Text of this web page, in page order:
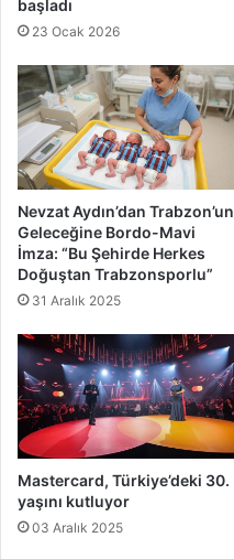
başladı
23 Ocak 2026
Nevzat Aydın’dan Trabzon’un
Geleceğine Bordo-Mavi
İmza: “Bu Şehirde Herkes
Doğuştan Trabzonsporlu”
31 Aralık 2025
Mastercard, Türkiye’deki 30.
yaşını kutluyor
03 Aralık 2025